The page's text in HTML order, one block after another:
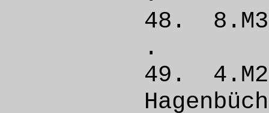
48.
.
49.